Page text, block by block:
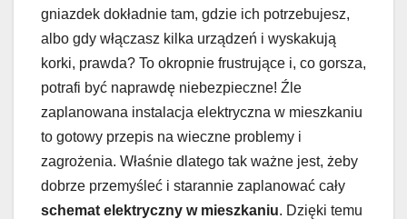
gniazdek dokładnie tam, gdzie ich potrzebujesz,
albo gdy włączasz kilka urządzeń i wyskakują
korki, prawda? To okropnie frustrujące i, co gorsza,
potrafi być naprawdę niebezpieczne! Źle
zaplanowana instalacja elektryczna w mieszkaniu
to gotowy przepis na wieczne problemy i
zagrożenia. Właśnie dlatego tak ważne jest, żeby
dobrze przemyśleć i starannie zaplanować cały
schemat elektryczny w mieszkaniu. Dzięki temu